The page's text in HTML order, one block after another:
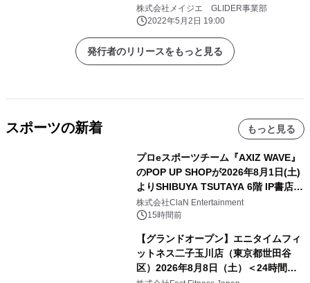
程・材料も日本国内に ～アクション
カメラの高機能化に伴う重量増に対し
て、 精度と強度と信頼性を実現～
株式会社メイジエ GLIDER事業部
2022年5月2日 19:00
発行者のリリースをもっと見る
スポーツの新着 もっと見る
プロeスポーツチーム『AXIZ WAVE』
のPOP UP SHOPが2026年8月1日(土)
よりSHIBUYA TSUTAYA 6階 IP書店で
開催決定！！
株式会社ClaN Entertainment
15時間前
【グランドオープン】エニタイムフィ
ットネス二子玉川店（東京都世田谷
区）2026年8月8日（土）＜24時間年